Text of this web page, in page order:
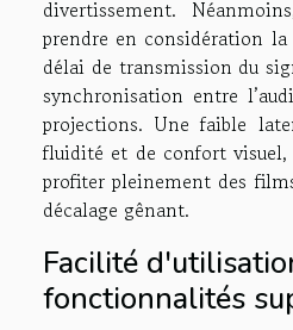
divertissement.
prendre en considération la
délai de transmission du
synchronisation entre
projections. Une faible
fluidité et de confort
profiter pleinement des
décalage gênant.
Facilité
fonctionnalités